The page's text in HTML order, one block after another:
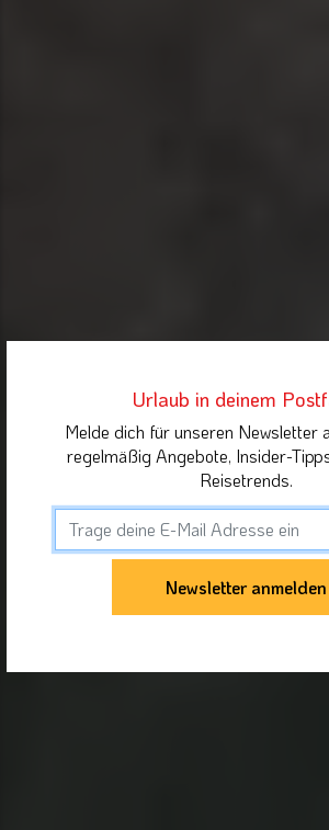
Urlaub in deinem
Melde dich für unseren Newsletter
regelmäßig Angebote, Insider-
Reisetrends.